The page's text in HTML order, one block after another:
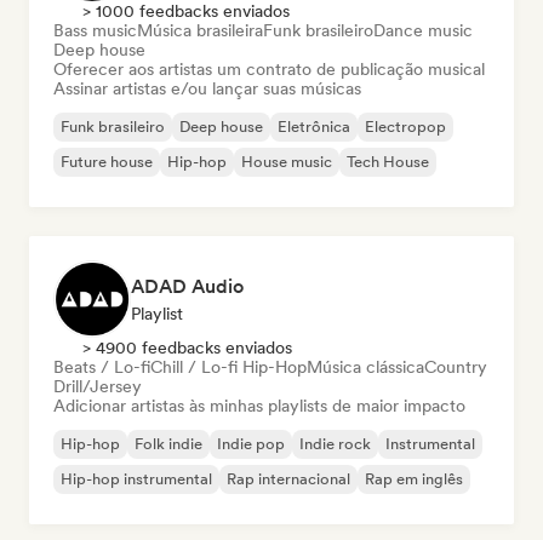
> 1000 feedbacks enviados
Bass musicMúsica brasileiraFunk brasileiroDance music
Deep house
Oferecer aos artistas um contrato de publicação musical
Assinar artistas e/ou lançar suas músicas
Funk brasileiro Deep house Eletrônica
Electropop
Future house
Hip-hop House music Tech House
ADAD Audio
Playlist
> 4900 feedbacks enviados
Beats / Lo-fiChill / Lo-fi Hip-HopMúsica clássicaCountry
Drill/Jersey
Adicionar artistas às minhas playlists de maior impacto
Hip-hop Folk indie Indie pop Indie rock
Instrumental
Hip-hop instrumental
Rap internacional Rap em inglês